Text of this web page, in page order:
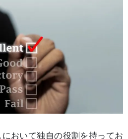
おいて独自の役割を持ってお